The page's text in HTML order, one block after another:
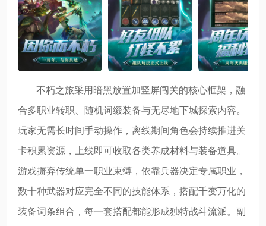
不朽之旅采用暗黑放置加竖屏闯关的核心框架，融
合多职业转职、随机词缀装备与无尽地下城探索内容。
玩家无需长时间手动操作，离线期间角色会持续推进关
卡积累资源，上线即可收取各类养成材料与装备道具。
游戏摒弃传统单一职业束缚，依靠兵器决定专属职业，
数十种武器对应完全不同的技能体系，搭配千变万化的
装备词条组合，每一套搭配都能形成独特战斗流派。副